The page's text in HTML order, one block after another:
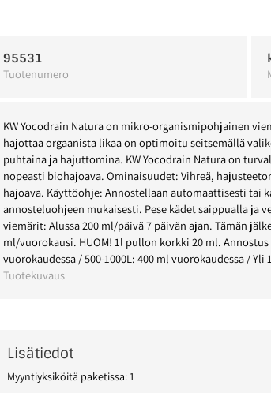
95531
Tuotenumero
KW Yocodrain Natura on mikro-organismipohjainen
hajottaa orgaanista likaa on optimoitu seitsemällä
puhtaina ja hajuttomina. KW Yocodrain Natura on
nopeasti biohajoava. Ominaisuudet: Vihreä,
hajoava. Käyttöohje: Annostellaan automaattisesti tai
annosteluohjeen mukaisesti. Pese kädet saippualla ja
viemärit: Alussa 200 ml/päivä 7 päivän ajan. Tämän
ml/vuorokausi. HUOM! 1l pullon korkki 20 ml.
vuorokaudessa / 500-1000L: 400 ml vuorokaudessa / Yli
Tuotekuvaus
Lisätiedot
Myyntiyksiköitä paketissa: 1